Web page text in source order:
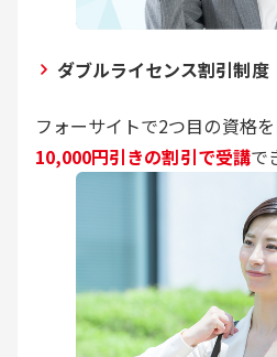
ダブルライセンス割引制度
フォーサイトで2つ目の資格を
10,000円引きの割引で受講で